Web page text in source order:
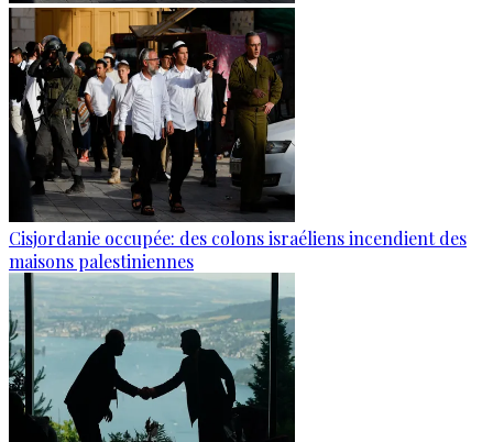
Cisjordanie occupée: des colons israéliens incendient des
maisons palestiniennes